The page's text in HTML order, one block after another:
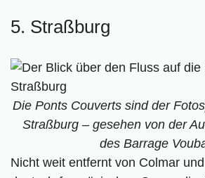
5. Straßburg
Die Ponts Couverts sind der
Straßburg – gesehen von der
des Barrage
Nicht weit entfernt von Colmar